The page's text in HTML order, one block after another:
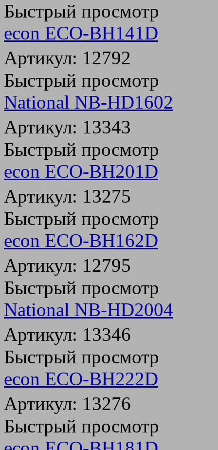
Быстрый просмотр
econ ECO-BH141D
Артикул: 12792
Быстрый просмотр
National NB-HD1602
Артикул: 13343
Быстрый просмотр
econ ECO-BH201D
Артикул: 13275
Быстрый просмотр
econ ECO-BH162D
Артикул: 12795
Быстрый просмотр
National NB-HD2004
Артикул: 13346
Быстрый просмотр
econ ECO-BH222D
Артикул: 13276
Быстрый просмотр